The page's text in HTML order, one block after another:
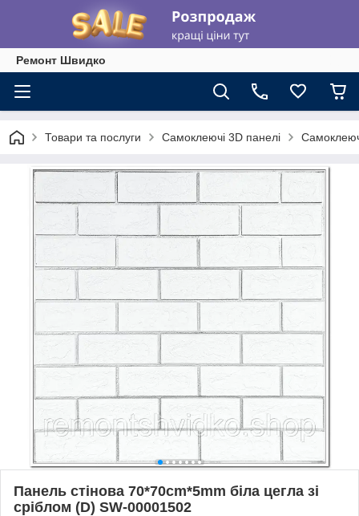
Ремонт Швидко
Товари та послуги Самоклеючі 3D панелі
Панель стінова 70*70cm*5mm біла цегла зі
сріблом (D) SW-00001502